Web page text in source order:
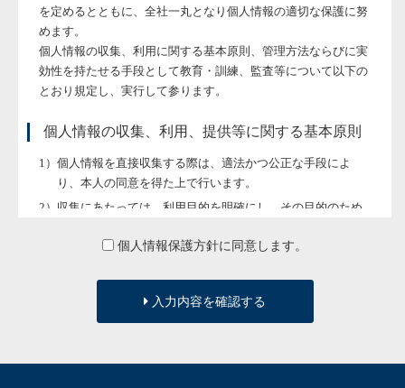
を定めるとともに、全社一丸となり個人情報の適切な保護に努
めます。
個人情報の収集、利用に関する基本原則、管理方法ならびに実
効性を持たせる手段として教育・訓練、監査等について以下の
とおり規定し、実行して参ります。
個人情報の収集、利用、提供等に関する基本原則
個人情報を直接収集する際は、適法かつ公正な手段によ
り、本人の同意を得た上で行います。
収集にあたっては、利用目的を明確にし、その目的のため
個人の利益を侵害する可能性が高い機微な情報は、本人の
個人情報保護方針に同意します。
入力内容を確認する